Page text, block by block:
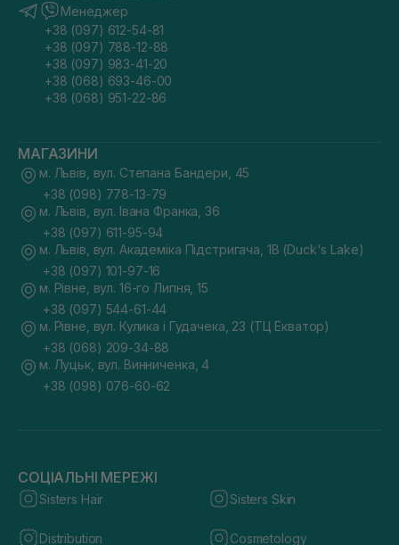
Менеджер
+38 (097) 612-54-81
+38 (097) 788-12-88
+38 (097) 983-41-20
+38 (068) 693-46-00
+38 (068) 951-22-86
МАГАЗИНИ
м. Львів, вул. Степана Бандери, 45
+38 (098) 778-13-79
м. Львів, вул. Івана Франка, 36
+38 (097) 611-95-94
м. Львів, вул. Академіка Підстригача, 1В (Duck's Lake)
+38 (097) 101-97-16
м. Рівне, вул. 16-го Липня, 15
+38 (097) 544-61-44
м. Рівне, вул. Кулика і Гудачека, 23 (ТЦ Екватор)
+38 (068) 209-34-88
м. Луцьк, вул. Винниченка, 4
+38 (098) 076-60-62
СОЦІАЛЬНІ МЕРЕЖІ
Sisters Hair Sisters Skin
Distribution Cosmetology